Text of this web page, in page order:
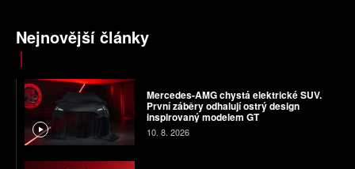
Nejnovější články
Mercedes-AMG chystá elektrické SUV.
První záběry odhalují ostrý design
inspirovaný modelem GT
10. 8. 2026